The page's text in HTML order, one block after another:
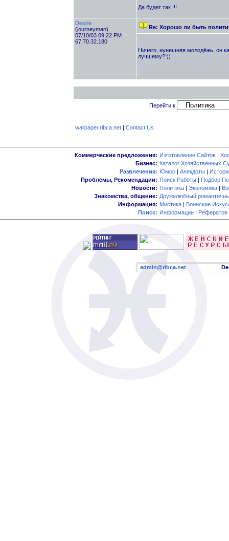
Да будет так !!!
Desire
(journeyman)
07/10/03 09:22 PM
67.70.32.180
Re: Хорошо ли быть
Ничего, нунешняя молодёжь, он
лучшему?:))
Перейти к
wallpaper.ribca.net| Contact Us
Коммерческие предложения: Изготовление Сайтов |
Бизнес: Каталог Хозяйственных
Развлечения: Юмор | Анекдоты |
Проблемы, Рекомендации: Поиск Работы | Подбор
Новости: Политика | Экономика |
Знакомства, общение: Дружелюбный
Информация: Мистика | Воинские
Поиск: Информации | Рефератов
admin@ribca.net